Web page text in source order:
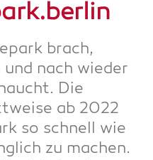
brach,
nach wie­der
Die
ab 2022
so schnell wie
zu machen.